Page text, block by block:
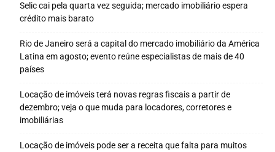
Selic cai pela quarta vez seguida; mercado imobiliário espera
crédito mais barato
Rio de Janeiro será a capital do mercado imobiliário da América
Latina em agosto; evento reúne especialistas de mais de 40
países
Locação de imóveis terá novas regras fiscais a partir de
dezembro; veja o que muda para locadores, corretores e
imobiliárias
Locação de imóveis pode ser a receita que falta para muitos